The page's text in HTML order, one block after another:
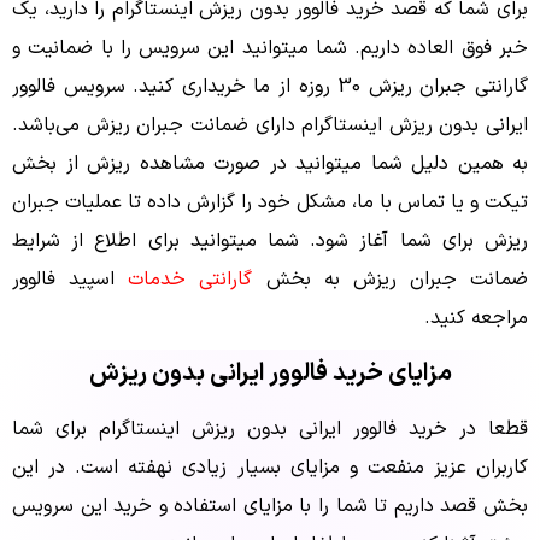
برای شما که قصد خرید فالوور بدون ریزش اینستاگرام را دارید، یک
خبر فوق العاده داریم. شما میتوانید این سرویس را با ضمانیت و
گارانتی جبران ریزش 30 روزه از ما خریداری کنید. سرویس فالوور
ایرانی بدون ریزش اینستاگرام دارای ضمانت جبران ریزش می‌باشد.
به همین دلیل شما میتوانید در صورت مشاهده ریزش از بخش
تیکت و یا تماس با ما، مشکل خود را گزارش داده تا عملیات جبران
ریزش برای شما آغاز شود. شما میتوانید برای اطلاع از شرایط
ضمانت جبران ریزش به بخش گارانتی خدماتاسپید فالوور
مراجعه کنید.
مزایای خرید فالوور ایرانی بدون ریزش
قطعا در خرید فالوور ایرانی بدون ریزش اینستاگرام برای شما
کاربران عزیز منفعت و مزایای بسیار زیادی نهفته است. در این
بخش قصد داریم تا شما را با مزایای استفاده و خرید این سرویس